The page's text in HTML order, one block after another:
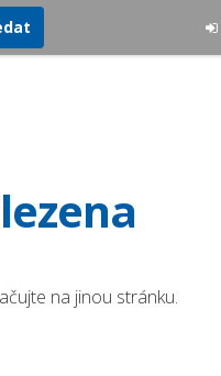
na jinou stránku.